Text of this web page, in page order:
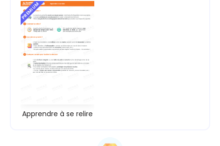
PREMIUM
Apprendre à se relire